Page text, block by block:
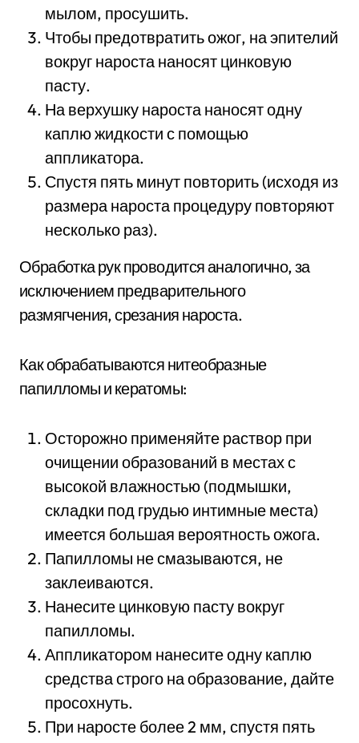
мылом, просушить.
Чтобы предотвратить ожог, на эпителий
вокруг нароста наносят цинковую
пасту.
На верхушку нароста наносят одну
каплю жидкости с помощью
аппликатора.
Спустя пять минут повторить (исходя из
размера нароста процедуру повторяют
несколько раз).
Обработка рук проводится аналогично, за
исключением предварительного
размягчения, срезания нароста.
Как обрабатываются нитеобразные
папилломы и кератомы:
Осторожно применяйте раствор при
очищении образований в местах с
высокой влажностью (подмышки,
складки под грудью интимные места)
имеется большая вероятность ожога.
Папилломы не смазываются, не
заклеиваются.
Нанесите цинковую пасту вокруг
папилломы.
Аппликатором нанесите одну каплю
средства строго на образование, дайте
просохнуть.
При наросте более 2 мм, спустя пять